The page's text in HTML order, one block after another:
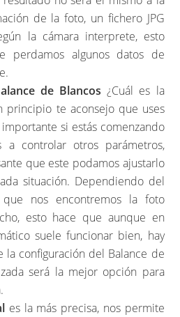
de la foto, un fichero JPG
la cámara interprete, esto
perdamos algunos datos de
de Blancos ¿Cuál es la
principio te aconsejo que uses
si estás comenzando
controlar otros parámetros,
que este podamos ajustarlo
situación. Dependiendo del
nos encontremos la foto
esto hace que aunque en
suele funcionar bien, hay
la configuración del Balance de
será la mejor opción para
es la más precisa, nos permite